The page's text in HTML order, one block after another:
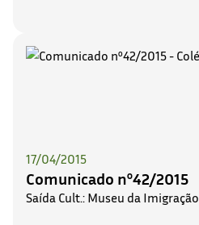
17/04/2015
Comunicado nº42/2015
Saída Cult.: Museu da Imigração